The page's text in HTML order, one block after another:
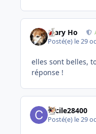
Mary Ho
Posté(e) le 29
elles sont belles,
réponse !
cecile28400
Posté(e) le 29